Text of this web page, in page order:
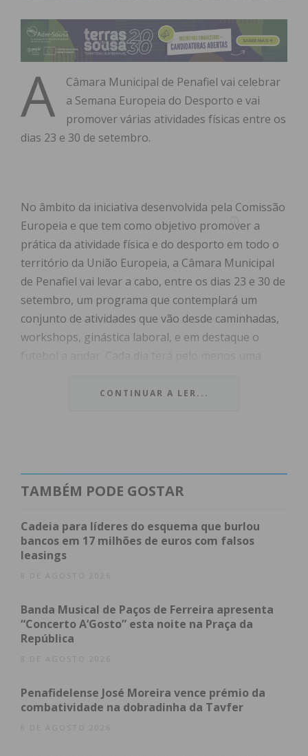
A
Câmara Municipal de Penafiel vai celebrar
a Semana Europeia do Desporto e vai
promover várias atividades físicas entre os
dias 23 e 30 de setembro.
No âmbito da iniciativa desenvolvida pela Comissão
Europeia e que tem como objetivo promover a
prática da atividade física e do desporto em todo o
território da União Europeia, a Câmara Municipal
de Penafiel vai levar a cabo, entre os dias 23 e 30 de
setembro, um programa que contemplará um
conjunto de atividades que vão desde caminhadas,
workshops, ginástica laboral, e em destaque o
monitorizadas por técnicos devidamente
Desporto é um evento de grande escala e de uma
uma semana cheia de ação e que promove uma
ampla gama de atividades e eventos, que mostram
que o desporto é para todos, independentemente
da idade, género, condição física ou nível de
direcionadas para a nossa comunidade local”,
explicou, convidando a comunidade a participar nas
Programa:
CONTINUAR A LER...
TAMBÉM PODE GOSTAR
Cadeia para líderes do esquema que burlou
bancos em 17 milhões de euros com falsos
leasings
8 DE AGOSTO 2026
Banda Musical de Paços de Ferreira apresenta
“Concerto A’Gosto” esta noite na Praça da
República
8 DE AGOSTO 2026
Penafidelense José Moreira vence prémio da
combatividade na dobradinha da Tavfer
8 DE AGOSTO 2026